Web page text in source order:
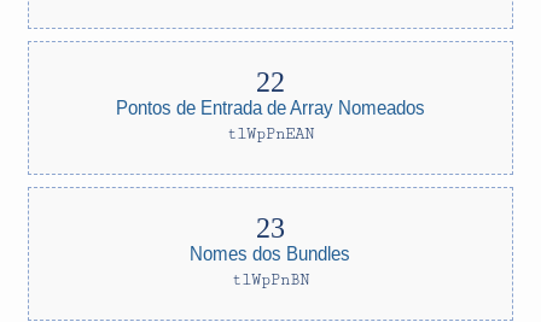
Pontos de Entrada de Array Nomeados
tlWpPnEAN
Nomes dos Bundles
tlWpPnBN